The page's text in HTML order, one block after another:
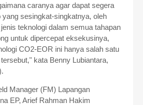
caranya agar dapat segera
yang sesingkat-singkatnya, oleh
teknologi dalam semua tahapan
untuk dipercepat eksekusinya,
CO2-EOR ini hanya salah satu
kata Benny Lubiantara,
Manager (FM) Lapangan
EP, Arief Rahman Hakim